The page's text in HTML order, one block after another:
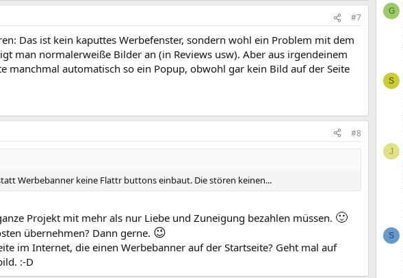
#7
Das ist kein kaputtes Werbefenster, sondern wohl ein Problem mit dem
man normalerweiße Bilder an (in Reviews usw). Aber aus irgendeinem
manchmal automatisch so ein Popup, obwohl gar kein Bild auf der Seite
#8
Werbebanner keine Flattr buttons einbaut. Die stören keinen...
Projekt mit mehr als nur Liebe und Zuneigung bezahlen müssen. 🙂
übernehmen? Dann gerne. 😉
im Internet, die einen Werbebanner auf der Startseite? Geht mal auf
:-D
G
S
J
S